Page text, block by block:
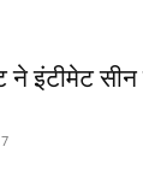
ने इंटीमेट